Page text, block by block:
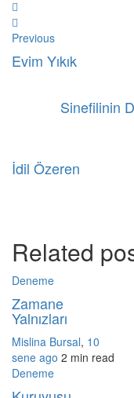
Previous
Evim Yıkık
Sinefilinin
İdil Özeren
Related
Deneme
Zamane
Yalnızları
Mislina Bursal, 10
sene ago 2 min read
Deneme